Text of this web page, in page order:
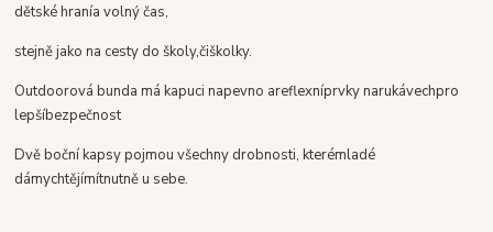
dětskéhranía volný čas,
stejně jako na cesty do školy,čiškolky.
Outdoorová bunda mákapuci napevno areflexníprvky narukávechpro
lepšíbezpečnost
Dvěboční kapsy pojmou všechny drobnosti, kterémladé
dámychtějímítnutně u sebe.